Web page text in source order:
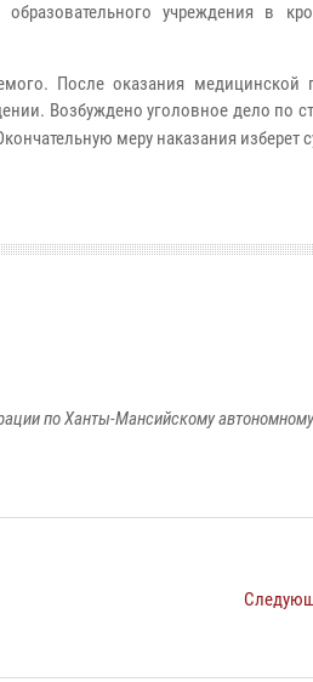
учреждения в
После оказания медицинской
Возбуждено уголовное дело по
меру наказания изберет
по Ханты-Мансийскому автономному